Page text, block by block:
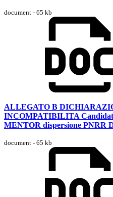
document - 65 kb
ALLEGATO B
INCOMPATIBILITA
MENTOR dispersione PNRR
document - 65 kb